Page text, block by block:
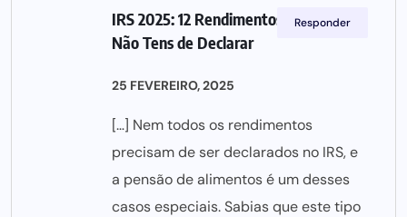
IRS 2025: 12 Rendimentos Isentos Que
Não Tens de Declarar
25 FEVEREIRO, 2025
[…] Nem todos os rendimentos
precisam de ser declarados no IRS, e
a pensão de alimentos é um desses
casos especiais. Sabias que este tipo
Responder